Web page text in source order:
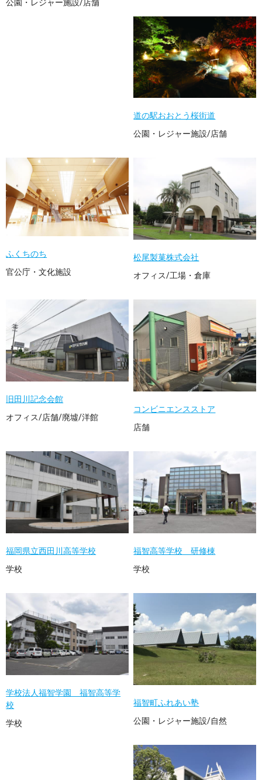
公園・レジャー施設/店舗
道の駅おおとう桜街道
公園・レジャー施設/店舗
ふくちのち
官公庁・文化施設
松尾製菓株式会社
オフィス/工場・倉庫
旧田川記念会館
オフィス/店舗/廃墟/洋館
コンビニエンスストア
店舗
福岡県立西田川高等学校
学校
福智高等学校 研修棟
学校
学校法人福智学園 福智高等学
校
学校
福智町ふれあい塾
公園・レジャー施設/自然